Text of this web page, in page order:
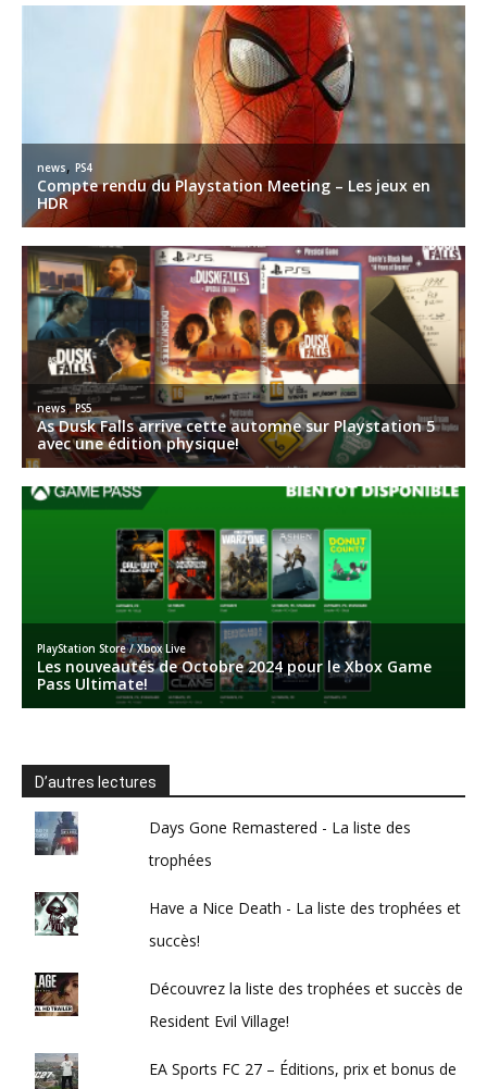
D’autres lectures
Days Gone Remastered - La liste des
trophées
Have a Nice Death - La liste des trophées et
succès!
Découvrez la liste des trophées et succès de
Resident Evil Village!
EA Sports FC 27 – Éditions, prix et bonus de